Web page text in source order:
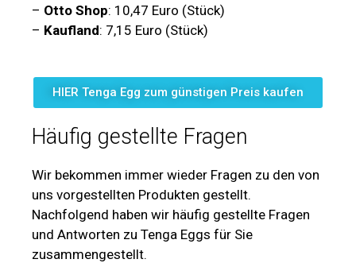
– Otto Shop: 10,47 Euro (Stück)
– Kaufland: 7,15 Euro (Stück)
HIER Tenga Egg zum günstigen Preis kaufen
Häufig gestellte Fragen
Wir bekommen immer wieder Fragen zu den von
uns vorgestellten Produkten gestellt.
Nachfolgend haben wir häufig gestellte Fragen
und Antworten zu Tenga Eggs für Sie
zusammengestellt.